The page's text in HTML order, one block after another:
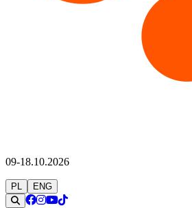
09-18.10.2026
PL ENG